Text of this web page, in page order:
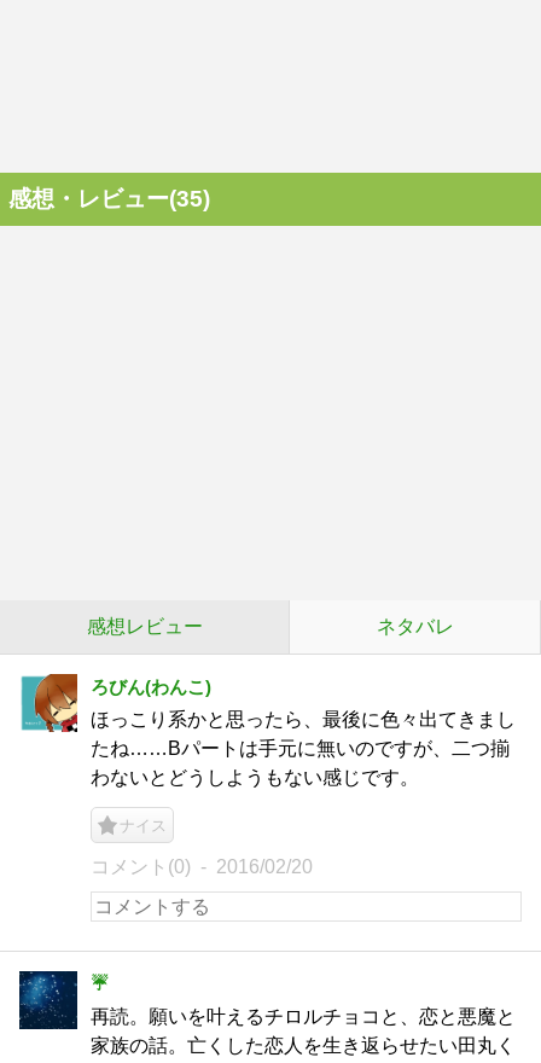
感想・レビュー(35)
感想レビュー ネタバレ
ろびん(わんこ)
ほっこり系かと思ったら、最後に色々出てきまし
たね……Bパートは手元に無いのですが、二つ揃
わないとどうしようもない感じです。
ナイス
コメント(0) 2016/02/20
☔
再読。願いを叶えるチロルチョコと、恋と悪魔と
家族の話。亡くした恋人を生き返らせたい田丸く